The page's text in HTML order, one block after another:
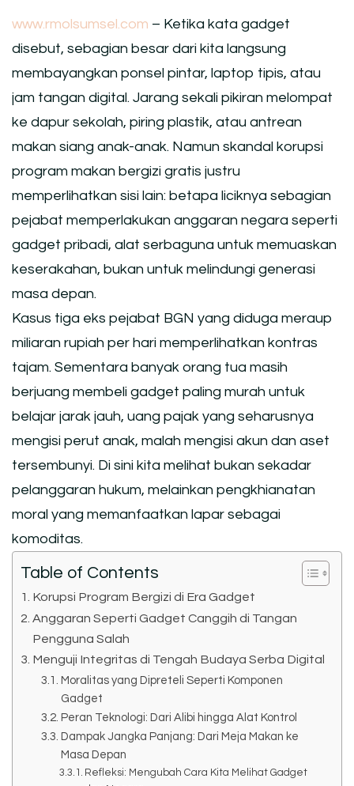
www.rmolsumsel.com – Ketika kata gadget
disebut, sebagian besar dari kita langsung
membayangkan ponsel pintar, laptop tipis, atau
jam tangan digital. Jarang sekali pikiran melompat
ke dapur sekolah, piring plastik, atau antrean
makan siang anak-anak. Namun skandal korupsi
program makan bergizi gratis justru
memperlihatkan sisi lain: betapa liciknya sebagian
pejabat memperlakukan anggaran negara seperti
gadget pribadi, alat serbaguna untuk memuaskan
keserakahan, bukan untuk melindungi generasi
masa depan.
Kasus tiga eks pejabat BGN yang diduga meraup
miliaran rupiah per hari memperlihatkan kontras
tajam. Sementara banyak orang tua masih
berjuang membeli gadget paling murah untuk
belajar jarak jauh, uang pajak yang seharusnya
mengisi perut anak, malah mengisi akun dan aset
tersembunyi. Di sini kita melihat bukan sekadar
pelanggaran hukum, melainkan pengkhianatan
moral yang memanfaatkan lapar sebagai
komoditas.
Table of Contents
Korupsi Program Bergizi di Era Gadget
Anggaran Seperti Gadget Canggih di Tangan
Pengguna Salah
Menguji Integritas di Tengah Budaya Serba Digital
Moralitas yang Dipreteli Seperti Komponen
Gadget
Peran Teknologi: Dari Alibi hingga Alat Kontrol
Dampak Jangka Panjang: Dari Meja Makan ke
Masa Depan
Refleksi: Mengubah Cara Kita Melihat Gadget